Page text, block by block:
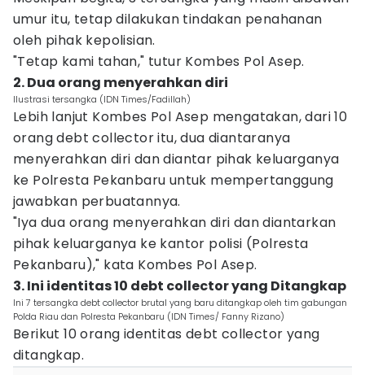
umur itu, tetap dilakukan tindakan penahanan
oleh pihak kepolisian.
"Tetap kami tahan," tutur Kombes Pol Asep.
2. Dua orang menyerahkan diri
Ilustrasi tersangka (IDN Times/Fadillah)
Lebih lanjut Kombes Pol Asep mengatakan, dari 10
orang debt collector itu, dua diantaranya
menyerahkan diri dan diantar pihak keluarganya
ke Polresta Pekanbaru untuk mempertanggung
jawabkan perbuatannya.
"Iya dua orang menyerahkan diri dan diantarkan
pihak keluarganya ke kantor polisi (Polresta
Pekanbaru)," kata Kombes Pol Asep.
3. Ini identitas 10 debt collector yang Ditangkap
Ini 7 tersangka debt collector brutal yang baru ditangkap oleh tim gabungan
Polda Riau dan Polresta Pekanbaru (IDN Times/ Fanny Rizano)
Berikut 10 orang identitas debt collector yang
ditangkap.